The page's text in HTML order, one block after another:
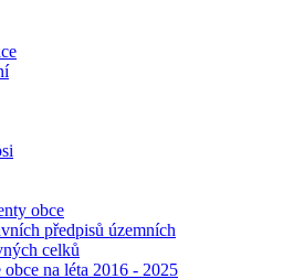
obce
předpisů územních
celků
na léta 2016 - 2025